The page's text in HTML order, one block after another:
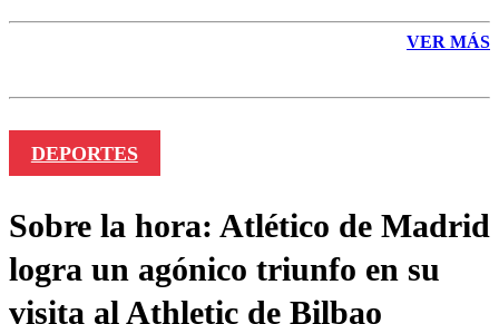
VER MÁS
DEPORTES
Sobre la hora: Atlético de Madrid
logra un agónico triunfo en su
visita al Athletic de Bilbao